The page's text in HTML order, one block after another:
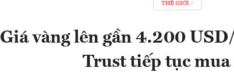
THẾ GIỚI
Giá vàng lên gần 4.200
Trust tiếp tục